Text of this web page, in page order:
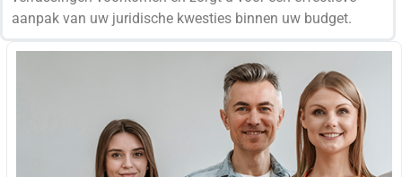
aanpak van uw juridische kwesties binnen uw budget.